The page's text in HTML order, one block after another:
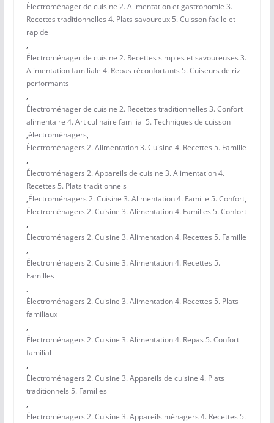
Électroménager de cuisine 2. Alimentation et gastronomie 3.
Recettes traditionnelles 4. Plats savoureux 5. Cuisson facile et
rapide
,
Électroménager de cuisine 2. Recettes simples et savoureuses 3.
Alimentation familiale 4. Repas réconfortants 5. Cuiseurs de riz
performants
,
Électroménager de cuisine 2. Recettes traditionnelles 3. Confort
alimentaire 4. Art culinaire familial 5. Techniques de cuisson
,électroménagers,
Électroménagers 2. Alimentation 3. Cuisine 4. Recettes 5. Famille
,
Électroménagers 2. Appareils de cuisine 3. Alimentation 4.
Recettes 5. Plats traditionnels
,Électroménagers 2. Cuisine 3. Alimentation 4. Famille 5. Confort,
Électroménagers 2. Cuisine 3. Alimentation 4. Familles 5. Confort
,
Électroménagers 2. Cuisine 3. Alimentation 4. Recettes 5. Famille
,
Électroménagers 2. Cuisine 3. Alimentation 4. Recettes 5.
Familles
,
Électroménagers 2. Cuisine 3. Alimentation 4. Recettes 5. Plats
familiaux
,
Électroménagers 2. Cuisine 3. Alimentation 4. Repas 5. Confort
familial
,
Électroménagers 2. Cuisine 3. Appareils de cuisine 4. Plats
traditionnels 5. Familles
,
Électroménagers 2. Cuisine 3. Appareils ménagers 4. Recettes 5.